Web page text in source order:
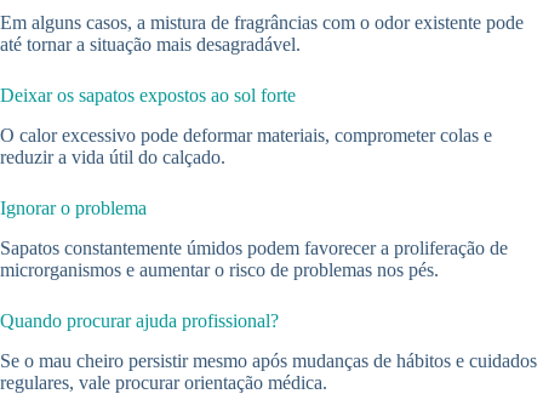
Em alguns casos, a mistura de fragrâncias com o odor existente pode
até tornar a situação mais desagradável.
Deixar os sapatos expostos ao sol forte
O calor excessivo pode deformar materiais, comprometer colas e
reduzir a vida útil do calçado.
Ignorar o problema
Sapatos constantemente úmidos podem favorecer a proliferação de
microrganismos e aumentar o risco de problemas nos pés.
Quando procurar ajuda profissional?
Se o mau cheiro persistir mesmo após mudanças de hábitos e cuidados
regulares, vale procurar orientação médica.